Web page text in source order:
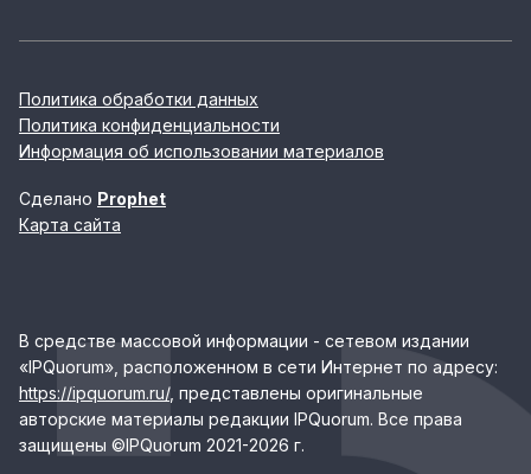
Политика обработки данных
Политика конфиденциальности
Информация об использовании материалов
Сделано Prophet
Карта сайта
В средстве массовой информации - сетевом издании
«IPQuorum», расположенном в сети Интернет по адресу:
https://ipquorum.ru/, представлены оригинальные
авторские материалы редакции IPQuorum. Все права
защищены ©IPQuorum 2021-2026 г.